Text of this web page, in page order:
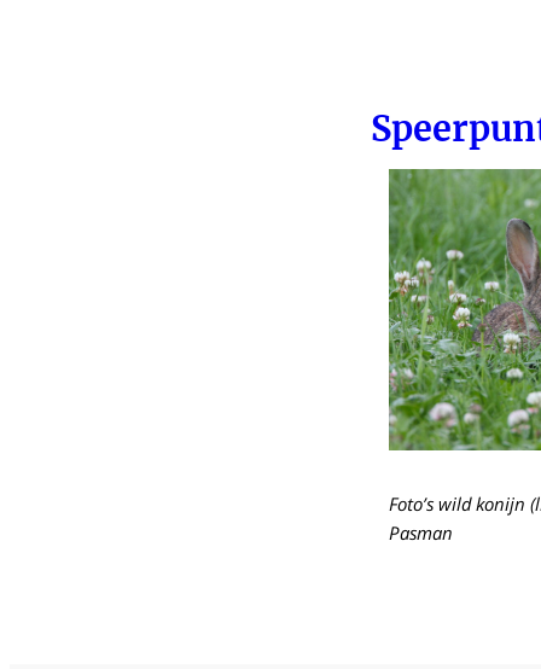
Foto’s wild konijn
Pasman